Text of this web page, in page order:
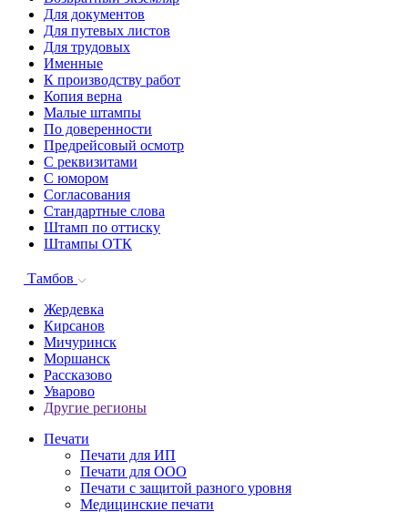
Для документов
Для путевых листов
Для трудовых
Именные
К производству работ
Копия верна
Малые штампы
По доверенности
Предрейсовый осмотр
С реквизитами
С юмором
Согласования
Стандартные слова
Штамп по оттиску
Штампы ОТК
Тамбов
Жердевка
Кирсанов
Мичуринск
Моршанск
Рассказово
Уварово
Другие регионы
Печати
Печати для ИП
Печати для ООО
Печати с защитой разного уровня
Медицинские печати